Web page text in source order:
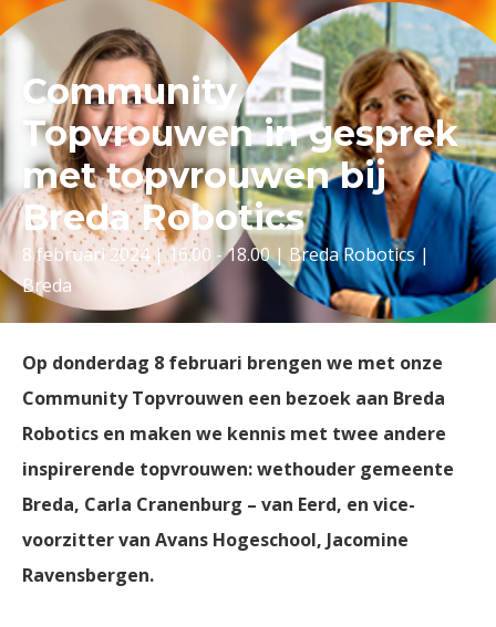
Community
Topvrouwen in gesprek
met topvrouwen bij
Breda Robotics
8 februari 2024 | 16.00 - 18.00 | Breda Robotics |
Breda
Op donderdag 8 februari brengen we met onze
Community Topvrouwen een bezoek aan Breda
Robotics en maken we kennis met twee andere
inspirerende topvrouwen: wethouder gemeente
Breda, Carla Cranenburg – van Eerd, en vice-
voorzitter van Avans Hogeschool, Jacomine
Ravensbergen.